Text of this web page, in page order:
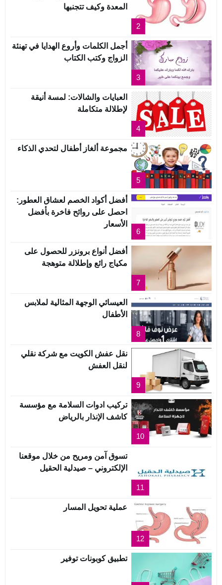
2
المعدة وكيف تتجنبها
3
أجمل الكلمات وأروع الهدايا في تهنئة
الزواج وكتب الكتاب
4
العبايات والشالات: لمسة أنيقة
لإطلالة متكاملة
5
مجموعة ألغاز أطفال لتحدي الذكاء
6
أفضل أكواد الخصم لعشاق العطور:
احصل على روائح فاخرة بأفضل
الأسعار
7
أفضل أنواع برونزر للحصول على
مكياج رائع وإطلالة متوهجة
8
العيسائي الوجهة المثالية لملابس
الأطفال
9
نقل عفش الكويت مع شركة نقلي
لنقل العفش
10
تركيب ادوات السلامة مع مؤسسة
كاشف الإنذار بالرياض
11
تسوق آمن ومريح من خلال موقعنا
الإلكتروني – صيدلية الحقيل
12
عملية تحويل المسار
تطبيق كوبونات توفير